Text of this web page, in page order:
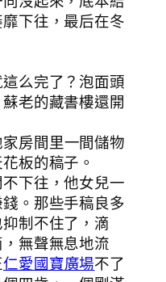
下往，最后在冬
么完了？泡面頭
老的藏書樓還開
家房間里一間儲物
板的稿子。
下往，他女兒一
。那些手稿良多
制不住了，滴
無聲無息地流
仁愛國寶廣場不了